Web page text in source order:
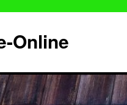
Online